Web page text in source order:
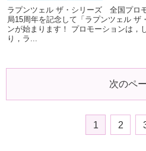
ラプンツェル ザ・シリーズ 全国プロ
局15周年を記念して「ラプンツェル ザ
ンが始まります！ プロモーションは，
り，ラ...
次のペ
1 2